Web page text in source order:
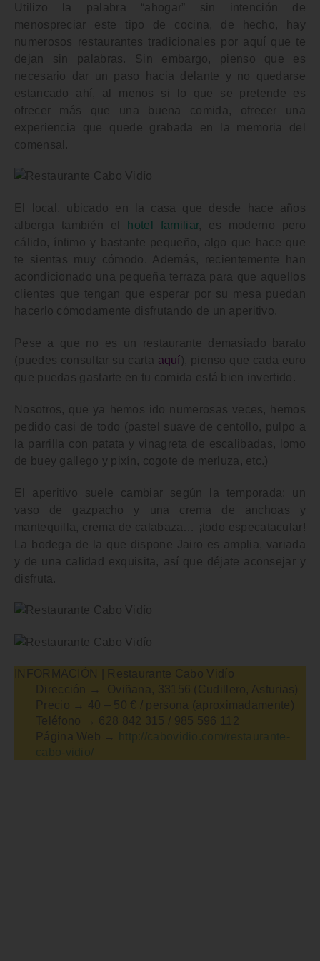
Utilizo la palabra “ahogar” sin intención de
menospreciar este tipo de cocina, de hecho, hay
numerosos restaurantes tradicionales por aquí que te
dejan sin palabras. Sin embargo, pienso que es
necesario dar un paso hacia delante y no quedarse
estancado ahí, al menos si lo que se pretende es
ofrecer más que una buena comida, ofrecer una
experiencia que quede grabada en la memoria del
comensal.
El local, ubicado en la casa que desde hace años
alberga también el
hotel familiar, es moderno pero
cálido, íntimo y bastante pequeño, algo que hace que
te sientas muy cómodo. Además, recientemente han
acondicionado una pequeña terraza para que aquellos
clientes que tengan que esperar por su mesa puedan
hacerlo cómodamente disfrutando de un aperitivo.
Pese a que no es un restaurante demasiado barato
(puedes consultar su carta aquí ), pienso que cada euro
que puedas gastarte en tu comida está bien invertido.
Nosotros, que ya hemos ido numerosas veces, hemos
pedido casi de todo (pastel suave de centollo, pulpo a
la parrilla con patata y vinagreta de escalibadas, lomo
de buey gallego y pixín, cogote de merluza, etc.)
El aperitivo suele cambiar según la temporada: un
vaso de gazpacho y una crema de anchoas y
mantequilla, crema de calabaza… ¡todo especatacular!
La bodega de la que dispone Jairo es amplia, variada
y de una calidad exquisita, así que déjate aconsejar y
disfruta.
INFORMACIÓN
| Restaurante Cabo Vidío
Dirección →
Oviñana, 33156 (Cudillero, Asturias)
Precio → 40 – 50 € / persona (aproximadamente)
Teléfono → 628 842 315 / 985 596 112
Página Web →
http://cabovidio.com/restaurante-
cabo-vidio/